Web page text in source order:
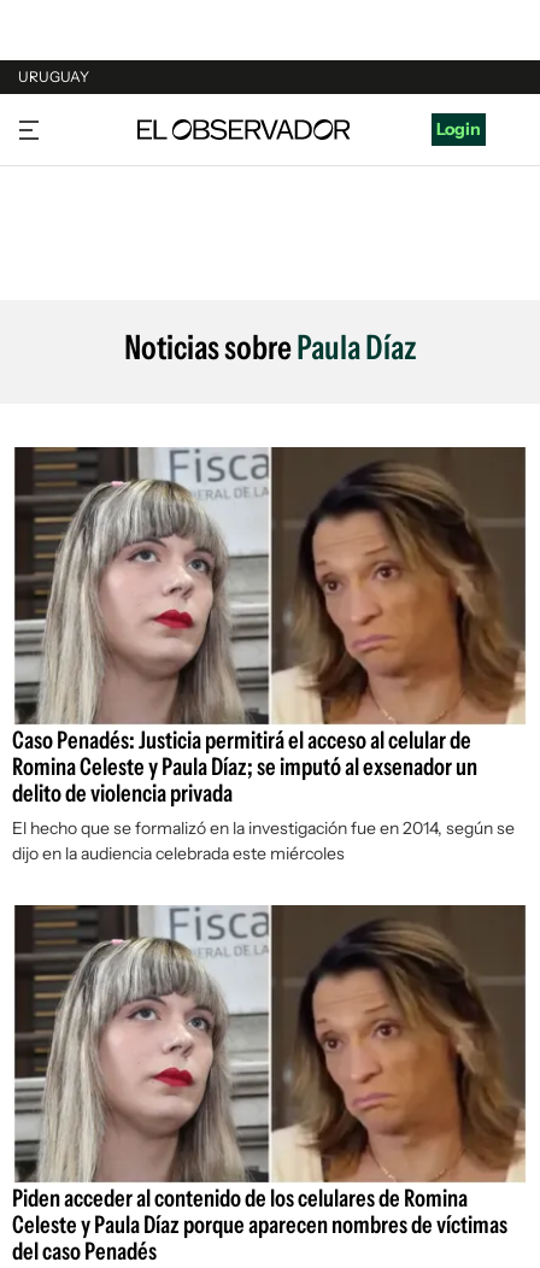
URUGUAY
URUGUAY
ARGENTINA
Login
Noticias sobrePaula Díaz
Caso Penadés: Justicia permitirá el acceso al celular de
Romina Celeste y Paula Díaz; se imputó al exsenador un
delito de violencia privada
El hecho que se formalizó en la investigación fue en 2014, según se
dijo en la audiencia celebrada este miércoles
Piden acceder al contenido de los celulares de Romina
Celeste y Paula Díaz porque aparecen nombres de víctimas
del caso Penadés